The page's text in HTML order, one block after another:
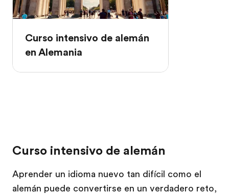
Curso intensivo de alemán
en Alemania
Curso intensivo de alemán
Aprender un idioma nuevo tan difícil como el
alemán puede convertirse en un verdadero reto,